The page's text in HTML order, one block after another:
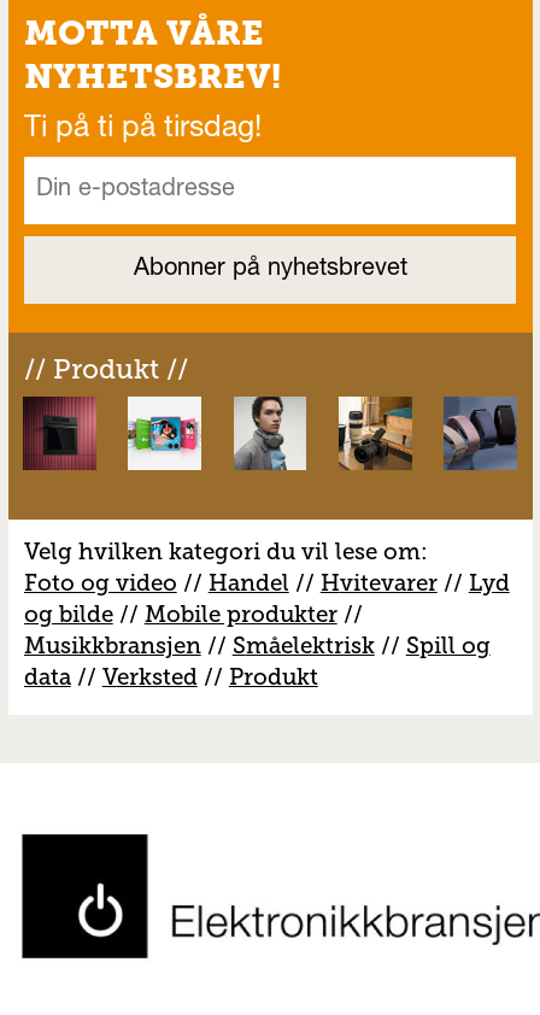
MOTTA VÅRE
NYHETSBREV!
Ti på ti på tirsdag!
// Produkt //
Velg hvilken kategori du vil lese om:
Foto og video // Handel // Hvitevarer// Lyd
og bilde// Mobile produkter//
Musikkbransjen// Småelektrisk// Spill og
data// Verksted// Produkt